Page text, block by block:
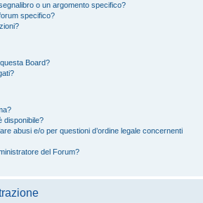
o un argomento specifico?
specifico?
Board?
disponibile?
abusi e/o per questioni d’ordine legale concernenti
del Forum?